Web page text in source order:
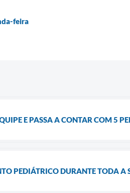
feira
E PASSA A CONTAR COM 5
PEDIÁTRICO DURANTE TODA A